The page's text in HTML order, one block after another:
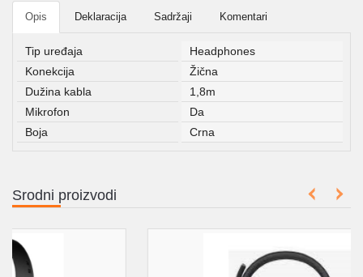
Opis Deklaracija Sadržaji Komentari
Tip uređaja
Headphones
Konekcija
Žična
Dužina kabla
1,8m
Mikrofon
Da
Boja
Crna
Srodni proizvodi